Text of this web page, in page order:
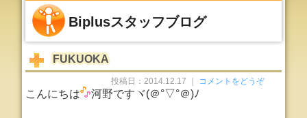
Biplusスタッフブログ
FUKUOKA
投稿日：2014.12.17 ｜ コメントをどうぞ
こんにちは 河野ですヾ(＠°▽°＠)ﾉ